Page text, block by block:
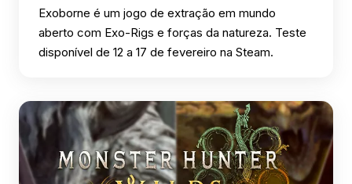
Exoborne é um jogo de extração em mundo
aberto com Exo-Rigs e forças da natureza. Teste
disponível de 12 a 17 de fevereiro na Steam.